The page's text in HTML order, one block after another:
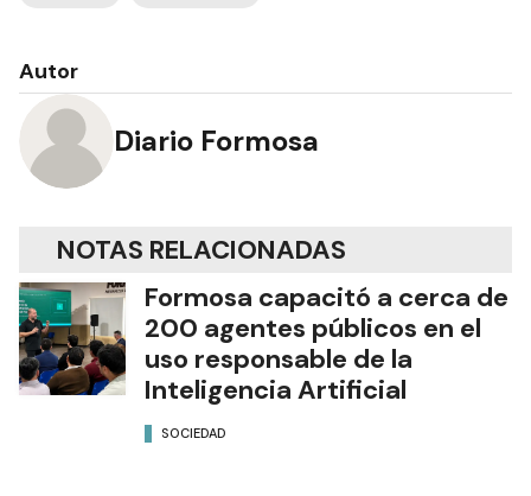
Autor
Diario Formosa
NOTAS RELACIONADAS
Formosa capacitó a cerca de
200 agentes públicos en el
uso responsable de la
Inteligencia Artificial
SOCIEDAD